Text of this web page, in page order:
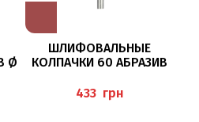
Ø
ШЛИФОВАЛЬНЫЕ
КОЛПАЧКИ ​​60 АБРАЗИВ
грн